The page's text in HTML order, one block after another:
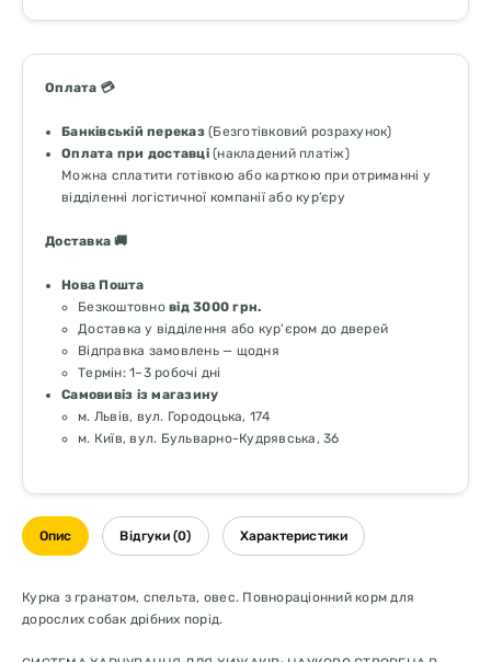
Оплата 💳
Банківській переказ(Безготівковий розрахунок)
Оплата при доставці(накладений платіж)
Можна сплатити готівкою або карткою при отриманні у
відділенні логістичної компанії або кур’єру
Доставка 🚚
Нова Пошта
Безкоштовно від 3000 грн.
Доставка у відділення або кур'єром до дверей
Відправка замовлень — щодня
Термін: 1–3 робочі дні
Самовивіз із магазину
м. Львів, вул. Городоцька, 174
м. Київ, вул. Бульварно-Кудрявська, 36
Опис Відгуки (0) Характеристики
Курка з гранатом, спельта, овес. Повнораціонний корм для
дорослих собак дрібних порід.